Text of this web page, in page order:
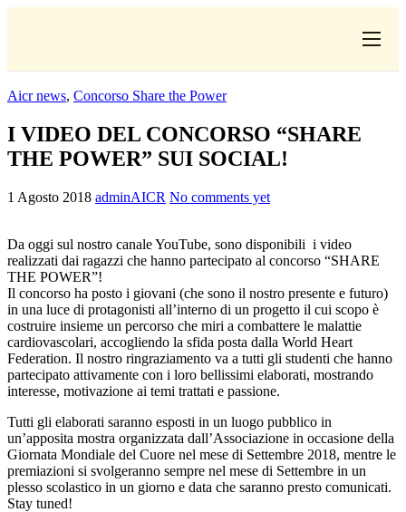
CHI
COSA FACCIAMO
I SALVATI
NEWS
Aicr news, Concorso Share the Power
I VIDEO DEL CONCORSO “SHARE
THE POWER” SUI SOCIAL!
1 Agosto 2018 adminAICR No comments yet
Da oggi sul nostro canale YouTube, sono disponibili i video
realizzati dai ragazzi che hanno partecipato al concorso “SHARE
THE POWER”!
Il concorso ha posto i giovani (che sono il nostro presente e futuro)
in una luce di protagonisti all’interno di un progetto il cui scopo è
costruire insieme un percorso che miri a combattere le malattie
cardiovascolari, accogliendo la sfida posta dalla World Heart
Federation. Il nostro ringraziamento va a tutti gli studenti che hanno
partecipato attivamente con i loro bellissimi elaborati, mostrando
interesse, motivazione ai temi trattati e passione.
Tutti gli elaborati saranno esposti in un luogo pubblico in
un’apposita mostra organizzata dall’Associazione in occasione della
Giornata Mondiale del Cuore nel mese di Settembre 2018, mentre le
premiazioni si svolgeranno sempre nel mese di Settembre in un
plesso scolastico in un giorno e data che saranno presto comunicati.
Stay tuned!